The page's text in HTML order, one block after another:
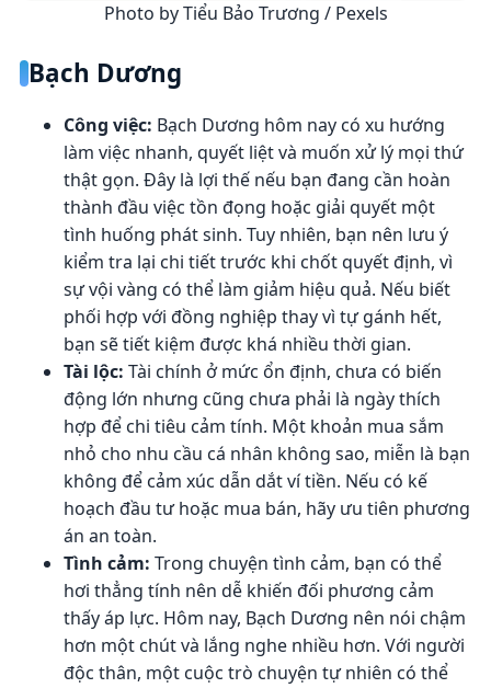
Photo by Tiểu Bảo Trương / Pexels
Bạch Dương
Công việc: Bạch Dương hôm nay có xu hướng
làm việc nhanh, quyết liệt và muốn xử lý mọi thứ
thật gọn. Đây là lợi thế nếu bạn đang cần hoàn
thành đầu việc tồn đọng hoặc giải quyết một
tình huống phát sinh. Tuy nhiên, bạn nên lưu ý
kiểm tra lại chi tiết trước khi chốt quyết định, vì
sự vội vàng có thể làm giảm hiệu quả. Nếu biết
phối hợp với đồng nghiệp thay vì tự gánh hết,
bạn sẽ tiết kiệm được khá nhiều thời gian.
Tài lộc: Tài chính ở mức ổn định, chưa có biến
động lớn nhưng cũng chưa phải là ngày thích
hợp để chi tiêu cảm tính. Một khoản mua sắm
nhỏ cho nhu cầu cá nhân không sao, miễn là bạn
không để cảm xúc dẫn dắt ví tiền. Nếu có kế
hoạch đầu tư hoặc mua bán, hãy ưu tiên phương
án an toàn.
Tình cảm: Trong chuyện tình cảm, bạn có thể
hơi thẳng tính nên dễ khiến đối phương cảm
thấy áp lực. Hôm nay, Bạch Dương nên nói chậm
hơn một chút và lắng nghe nhiều hơn. Với người
độc thân, một cuộc trò chuyện tự nhiên có thể